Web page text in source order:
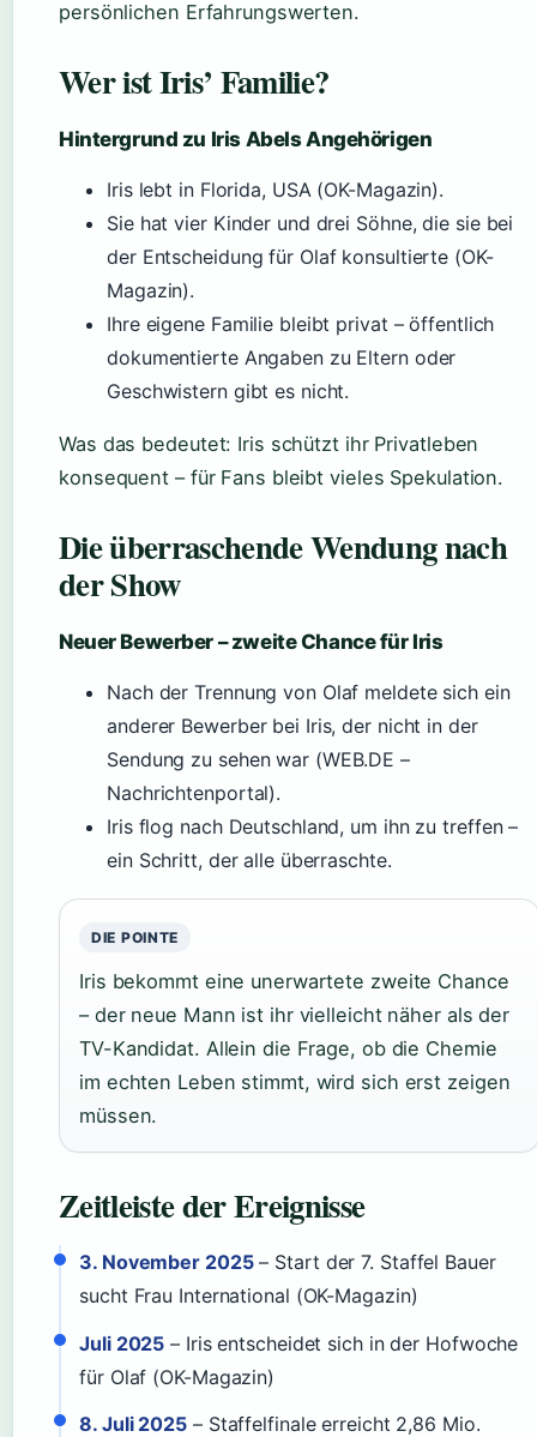
persönlichen Erfahrungswerten.
Wer ist Iris’ Familie?
Hintergrund zu Iris Abels Angehörigen
Iris lebt in Florida, USA (OK-Magazin).
Sie hat vier Kinder und drei Söhne, die sie bei
der Entscheidung für Olaf konsultierte (OK-
Magazin).
Ihre eigene Familie bleibt privat – öffentlich
dokumentierte Angaben zu Eltern oder
Geschwistern gibt es nicht.
Was das bedeutet: Iris schützt ihr Privatleben
konsequent – für Fans bleibt vieles Spekulation.
Die überraschende Wendung nach
der Show
Neuer Bewerber – zweite Chance für Iris
Nach der Trennung von Olaf meldete sich ein
anderer Bewerber bei Iris, der nicht in der
Sendung zu sehen war (WEB.DE –
Nachrichtenportal).
Iris flog nach Deutschland, um ihn zu treffen –
ein Schritt, der alle überraschte.
DIE POINTE
Iris bekommt eine unerwartete zweite Chance
– der neue Mann ist ihr vielleicht näher als der
TV-Kandidat. Allein die Frage, ob die Chemie
im echten Leben stimmt, wird sich erst zeigen
müssen.
Zeitleiste der Ereignisse
3. November 2025– Start der 7. Staffel Bauer
sucht Frau International (OK-Magazin)
Juli 2025 – Iris entscheidet sich in der Hofwoche
für Olaf (OK-Magazin)
8. Juli 2025 – Staffelfinale erreicht 2,86 Mio.